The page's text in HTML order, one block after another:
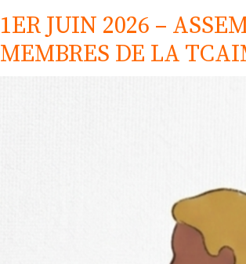
1ER JUIN 2026 –
MEMBRES DE LA